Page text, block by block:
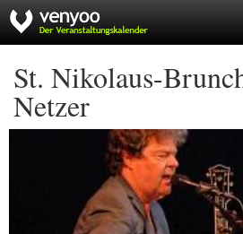
St. Nikolaus-
Netzer